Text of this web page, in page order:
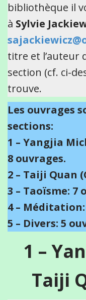
bibliothèque il
à Sylvie
titre et l’auteur
section (cf. ci-
trouve.
Les ouvrages
sections:
1 – Yangjia
8 ouvrages.
2 – Taiji Quan
3 – Taoïsme: 7
4 –
5 – Divers: 5
1 –
Taiji